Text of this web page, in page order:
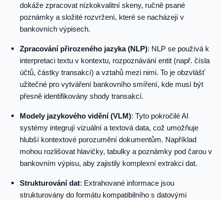
dokáže zpracovat nízkokvalitní skeny, ručně psané
poznámky a složité rozvržení, které se nacházejí v
bankovních výpisech.
Zpracování přirozeného jazyka (NLP): NLP se používá k
interpretaci textu v kontextu, rozpoznávání entit (např. čísla
účtů, částky transakcí) a vztahů mezi nimi. To je obzvlášť
užitečné pro vytváření bankovního smíření, kde musí být
přesně identifikovány shody transakcí.
Modely jazykového vidění (VLM): Tyto pokročilé AI
systémy integrují vizuální a textová data, což umožňuje
hlubší kontextové porozumění dokumentům. Například
mohou rozlišovat hlavičky, tabulky a poznámky pod čarou v
bankovním výpisu, aby zajistily komplexní extrakci dat.
Strukturování dat: Extrahované informace jsou
strukturovány do formátu kompatibilního s datovými